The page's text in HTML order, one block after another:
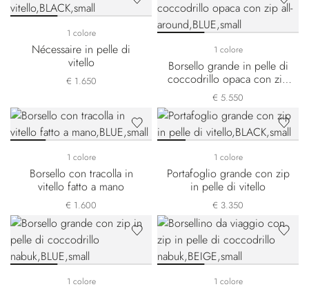
1 colore
Nécessaire in pelle di
vitello
€ 1.650
1 colore
Borsello grande in pelle di
coccodrillo opaca con zip
all-around
€ 5.550
1 colore
Borsello con tracolla in
vitello fatto a mano
€ 1.600
1 colore
Portafoglio grande con zip
in pelle di vitello
€ 3.350
1 colore 1 colore